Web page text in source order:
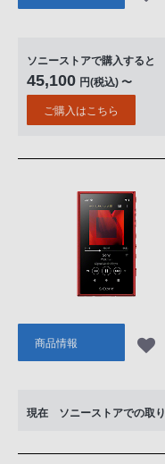
ソニーストアで購入すると
45,100 円(税込) 〜
ご購入はこちら
商品情報
現在 ソニーストアでの取